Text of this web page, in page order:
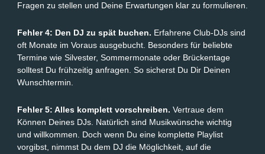
Fragen zu stellen und Deine Erwartungen klar zu formulieren.
Fehler 4: Den DJ zu spät buchen. Erfahrene Club-DJs sind
oft Monate im Voraus ausgebucht. Besonders für beliebte
Termine wie Silvester, Sommermonate oder Brückentage
solltest Du frühzeitig anfragen. So sicherst Du Dir Deinen
Wunschtermin.
Fehler 5: Alles komplett vorschreiben. Vertraue dem
Können Deines DJs. Natürlich sind Musikwünsche wichtig
und willkommen. Doch wenn Du eine komplette Playlist
vorgibst, nimmst Du dem DJ die Möglichkeit, auf die